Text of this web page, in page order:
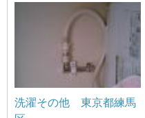
洗濯その他 東京都練馬